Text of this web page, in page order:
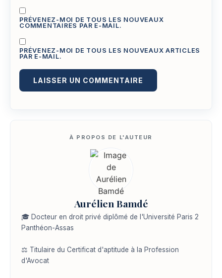
PRÉVENEZ-MOI DE TOUS LES NOUVEAUX
COMMENTAIRES PAR E-MAIL.
PRÉVENEZ-MOI DE TOUS LES NOUVEAUX ARTICLES
PAR E-MAIL.
Aurélien Bamdé
🎓 Docteur en droit privé diplômé de l'Université Paris 2
Panthéon-Assas
⚖️ Titulaire du Certificat d'aptitude à la Profession
d'Avocat